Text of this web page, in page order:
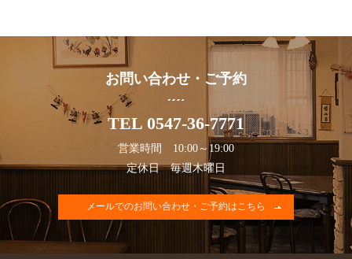
お問い合わせ・ご予約
TEL 0547-36-7771
営業時間 10:00～19:00
定休日 毎週木曜日
メールでのお問い合わせ・ご予約はこちら